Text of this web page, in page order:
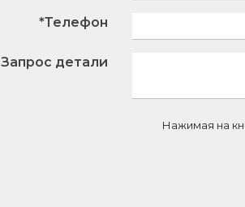
*Телефон
Запрос детали
Нажимая на